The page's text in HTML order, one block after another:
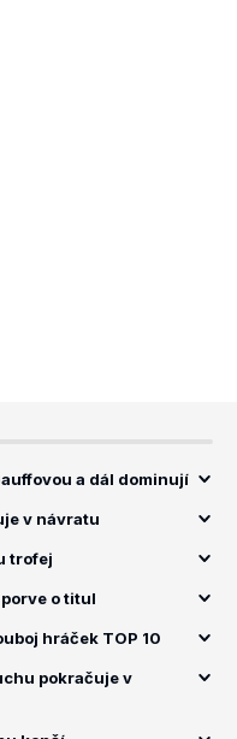
a dál dominují
v návratu
trofej
o titul
hráček TOP 10
pokračuje v